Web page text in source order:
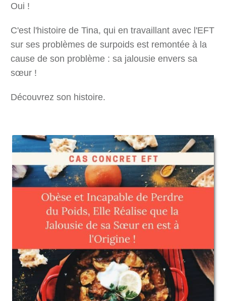
Oui !
C'est l'histoire de Tina, qui en travaillant avec l'EFT
sur ses problèmes de surpoids est remontée à la
cause de son problème : sa jalousie envers sa
sœur !
Découvrez son histoire.